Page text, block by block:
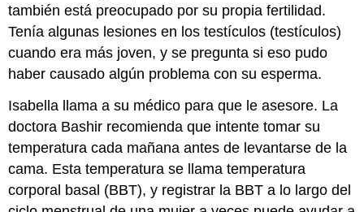
también está preocupado por su propia fertilidad.
Tenía algunas lesiones en los testículos (testículos)
cuando era más joven, y se pregunta si eso pudo
haber causado algún problema con su esperma.
Isabella llama a su médico para que le asesore. La
doctora Bashir recomienda que intente tomar su
temperatura cada mañana antes de levantarse de la
cama. Esta temperatura se llama temperatura
corporal basal (BBT), y registrar la BBT a lo largo del